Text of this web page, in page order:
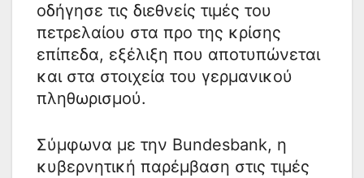
οδήγησε τις διεθνείς τιμές του
πετρελαίου στα προ της κρίσης
επίπεδα, εξέλιξη που αποτυπώνεται
και στα στοιχεία του γερμανικού
πληθωρισμού.
Σύμφωνα με την Bundesbank, η
κυβερνητική παρέμβαση στις τιμές